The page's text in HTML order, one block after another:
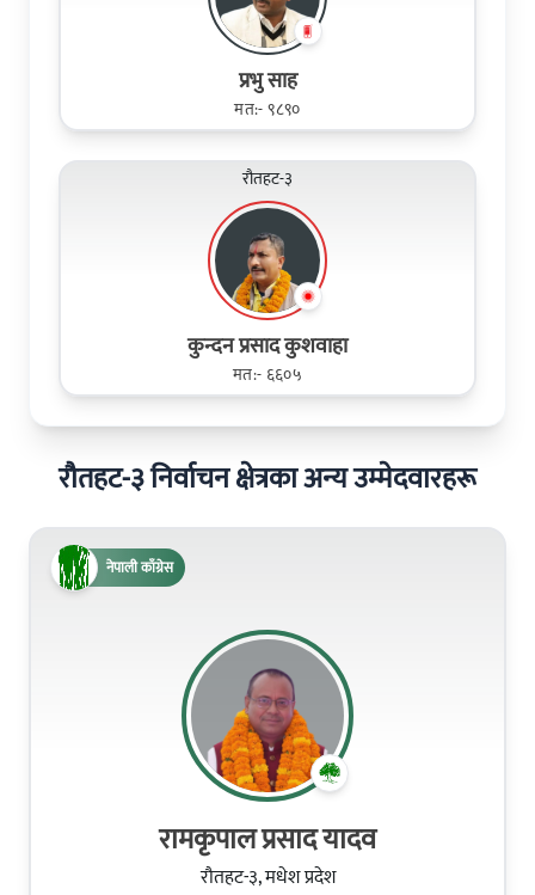
प्रभु साह
मत:- ९८९०
रौतहट-३
कुन्दन प्रसाद कुशवाहा
मत:- ६६०५
रौतहट-३ निर्वाचन क्षेत्रका अन्य उम्मेदवारहरू
नेपाली काँग्रेस
रामकृपाल प्रसाद यादव
रौतहट-३, मधेश प्रदेश